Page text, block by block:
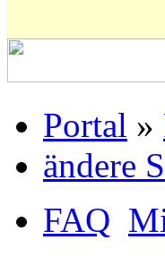
Portal »
ändere
FAQ